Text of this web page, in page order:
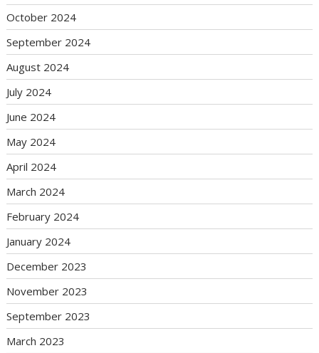
October 2024
September 2024
August 2024
July 2024
June 2024
May 2024
April 2024
March 2024
February 2024
January 2024
December 2023
November 2023
September 2023
March 2023